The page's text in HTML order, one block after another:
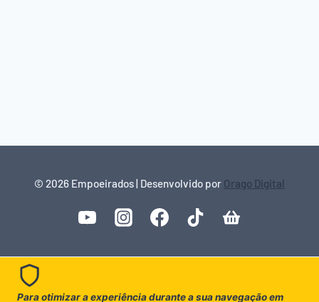
© 2026 Empoeirados | Desenvolvido por Orago Digital
Para otimizar a experiência durante a sua navegação em